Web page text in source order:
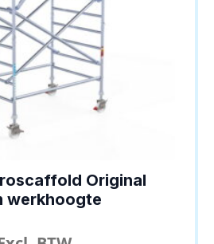
Original
werkhoogte